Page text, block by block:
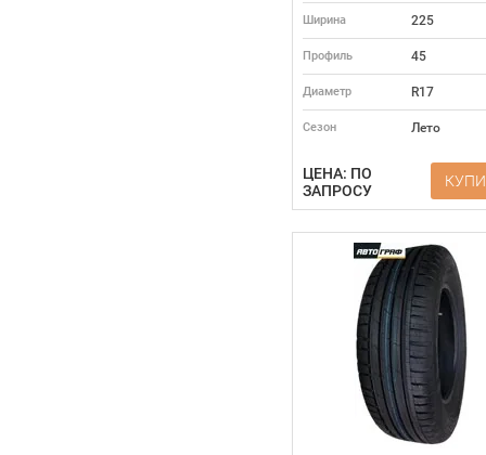
Ширина 225
Профиль 45
Диаметр R17
Сезон Лето
ЦЕНА: ПО
ЗАПРОСУ